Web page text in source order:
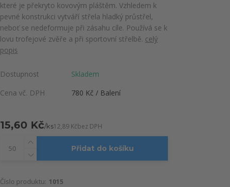
které je překryto kovovým pláštěm. Vzhledem k
pevné konstrukci vytváří střela hladký průstřel,
neboť se nedeformuje při zásahu cíle. Používá se k
lovu trofejové zvěře a při sportovní střelbě. celý
popis
Dostupnost
Skladem
Cena vč. DPH
780 Kč / Balení
15,60 Kč/ks12,89 Kčbez DPH
Přidat do košíku
Číslo produktu: 1015